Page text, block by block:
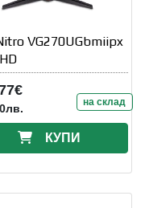
VG270UGbmiipx
на склад
КУПИ